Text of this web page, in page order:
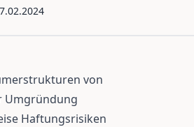
von
Umgründung
Haftungsrisiken